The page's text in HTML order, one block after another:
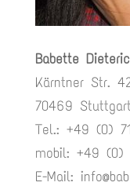
Babette
Kärntner Str.
70469 Stuttgart
Tel.: +49 (0)
mobil: +49
E-Mail: